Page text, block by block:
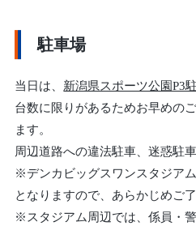
駐車場
当日は、新潟県スポーツ公園P3
台数に限りがあるためお早めの
ます。
周辺道路への違法駐車、迷惑駐
※デンカビッグスワンスタジア
となりますので、あらかじめご
※スタジアム周辺では、係員・